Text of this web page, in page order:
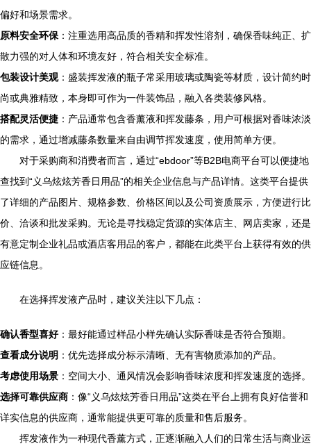
偏好和场景需求。
原料安全环保 ：注重选用高品质的香精和挥发性溶剂，确保香味纯正、扩
散力强的对人体和环境友好，符合相关安全标准。
包装设计美观：盛装挥发液的瓶子常采用玻璃或陶瓷等材质，设计简约时
尚或典雅精致，本身即可作为一件装饰品，融入各类装修风格。
搭配灵活便捷 ：产品通常包含香薰液和挥发藤条，用户可根据对香味浓淡
的需求，通过增减藤条数量来自由调节挥发速度，使用简单方便。
对于采购商和消费者而言，通过“ebdoor”等B2B电商平台可以便捷地
查找到“义乌炫炫芳香日用品”的相关企业信息与产品详情。这类平台提供
了详细的产品图片、规格参数、价格区间以及公司资质展示，方便进行比
价、洽谈和批发采购。无论是寻找稳定货源的实体店主、网店卖家，还是
有意定制企业礼品或酒店客用品的客户，都能在此类平台上获得有效的供
应链信息。
在选择挥发液产品时，建议关注以下几点：
确认香型喜好：最好能通过样品小样先确认实际香味是否符合预期。
查看成分说明 ：优先选择成分标示清晰、无有害物质添加的产品。
考虑使用场景 ：空间大小、通风情况会影响香味浓度和挥发速度的选择。
选择可靠供应商 ：像“义乌炫炫芳香日用品”这类在平台上拥有良好信誉和
详实信息的供应商，通常能提供更可靠的质量和售后服务。
挥发液作为一种现代香薰方式，正逐渐融入人们的日常生活与商业运